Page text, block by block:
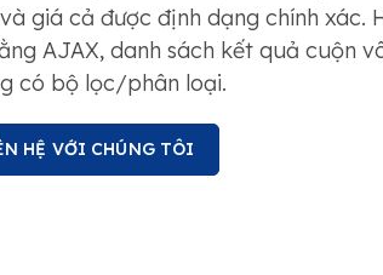
giá cả được định dạng chính xác.
AJAX, danh sách kết quả cuộn
có bộ lọc/phân loại.
HỆ VỚI CHÚNG TÔI